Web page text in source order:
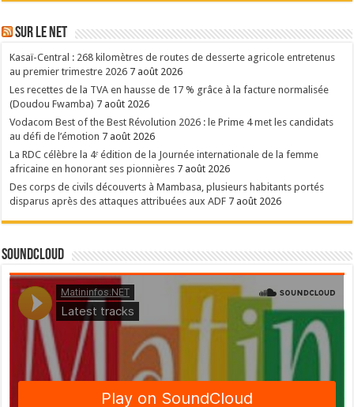
Sur le NET
Kasaï-Central : 268 kilomètres de routes de desserte agricole entretenus
au premier trimestre 2026 7 août 2026
Les recettes de la TVA en hausse de 17 % grâce à la facture normalisée
(Doudou Fwamba) 7 août 2026
Vodacom Best of the Best Révolution 2026 : le Prime 4 met les candidats
au défi de l’émotion 7 août 2026
La RDC célèbre la 4ᵉ édition de la Journée internationale de la femme
africaine en honorant ses pionnières 7 août 2026
Des corps de civils découverts à Mambasa, plusieurs habitants portés
disparus après des attaques attribuées aux ADF 7 août 2026
SoundCloud